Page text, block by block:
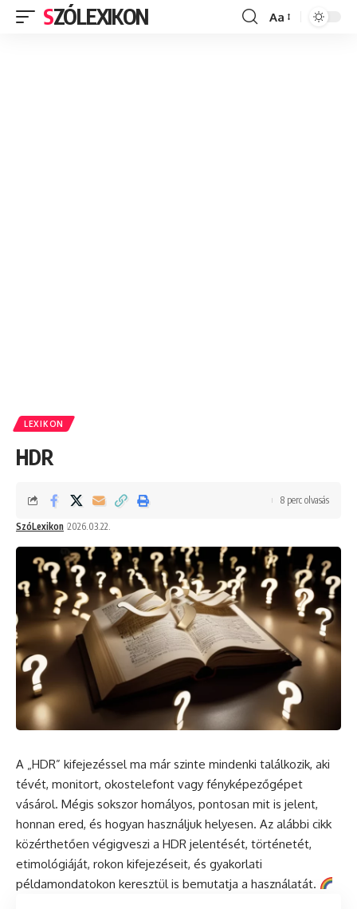
SZÓLEXIKON
Font
Aa
LEXIKON
HDR
SzóLexikon 2026.03.22.
8 perc olvasás
A „HDR” kifejezéssel ma már szinte mindenki találkozik, aki
tévét, monitort, okostelefont vagy fényképezőgépet
vásárol. Mégis sokszor homályos, pontosan mit is jelent,
honnan ered, és hogyan használjuk helyesen. Az alábbi cikk
közérthetően végigveszi a HDR jelentését, történetét,
etimológiáját, rokon kifejezéseit, és gyakorlati
példamondatokon keresztül is bemutatja a használatát.